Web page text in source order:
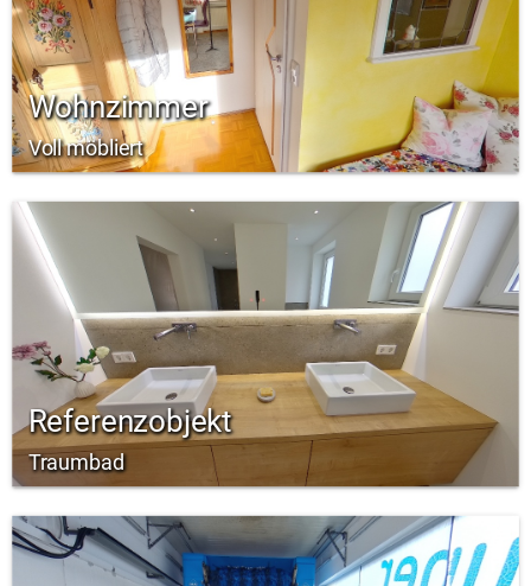
Wohnzimmer
Voll möbliert
Referenzobjekt
Traumbad